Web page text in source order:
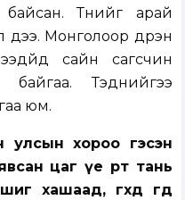
Түүнийг арай
дээ. Монголоор дүүрэн
сайн сагсчин
байгаа. Тэднийгээ
юм.
улсын хороо гэсэн
цаг үе өөрт тань
өгөхдөө өгөөд